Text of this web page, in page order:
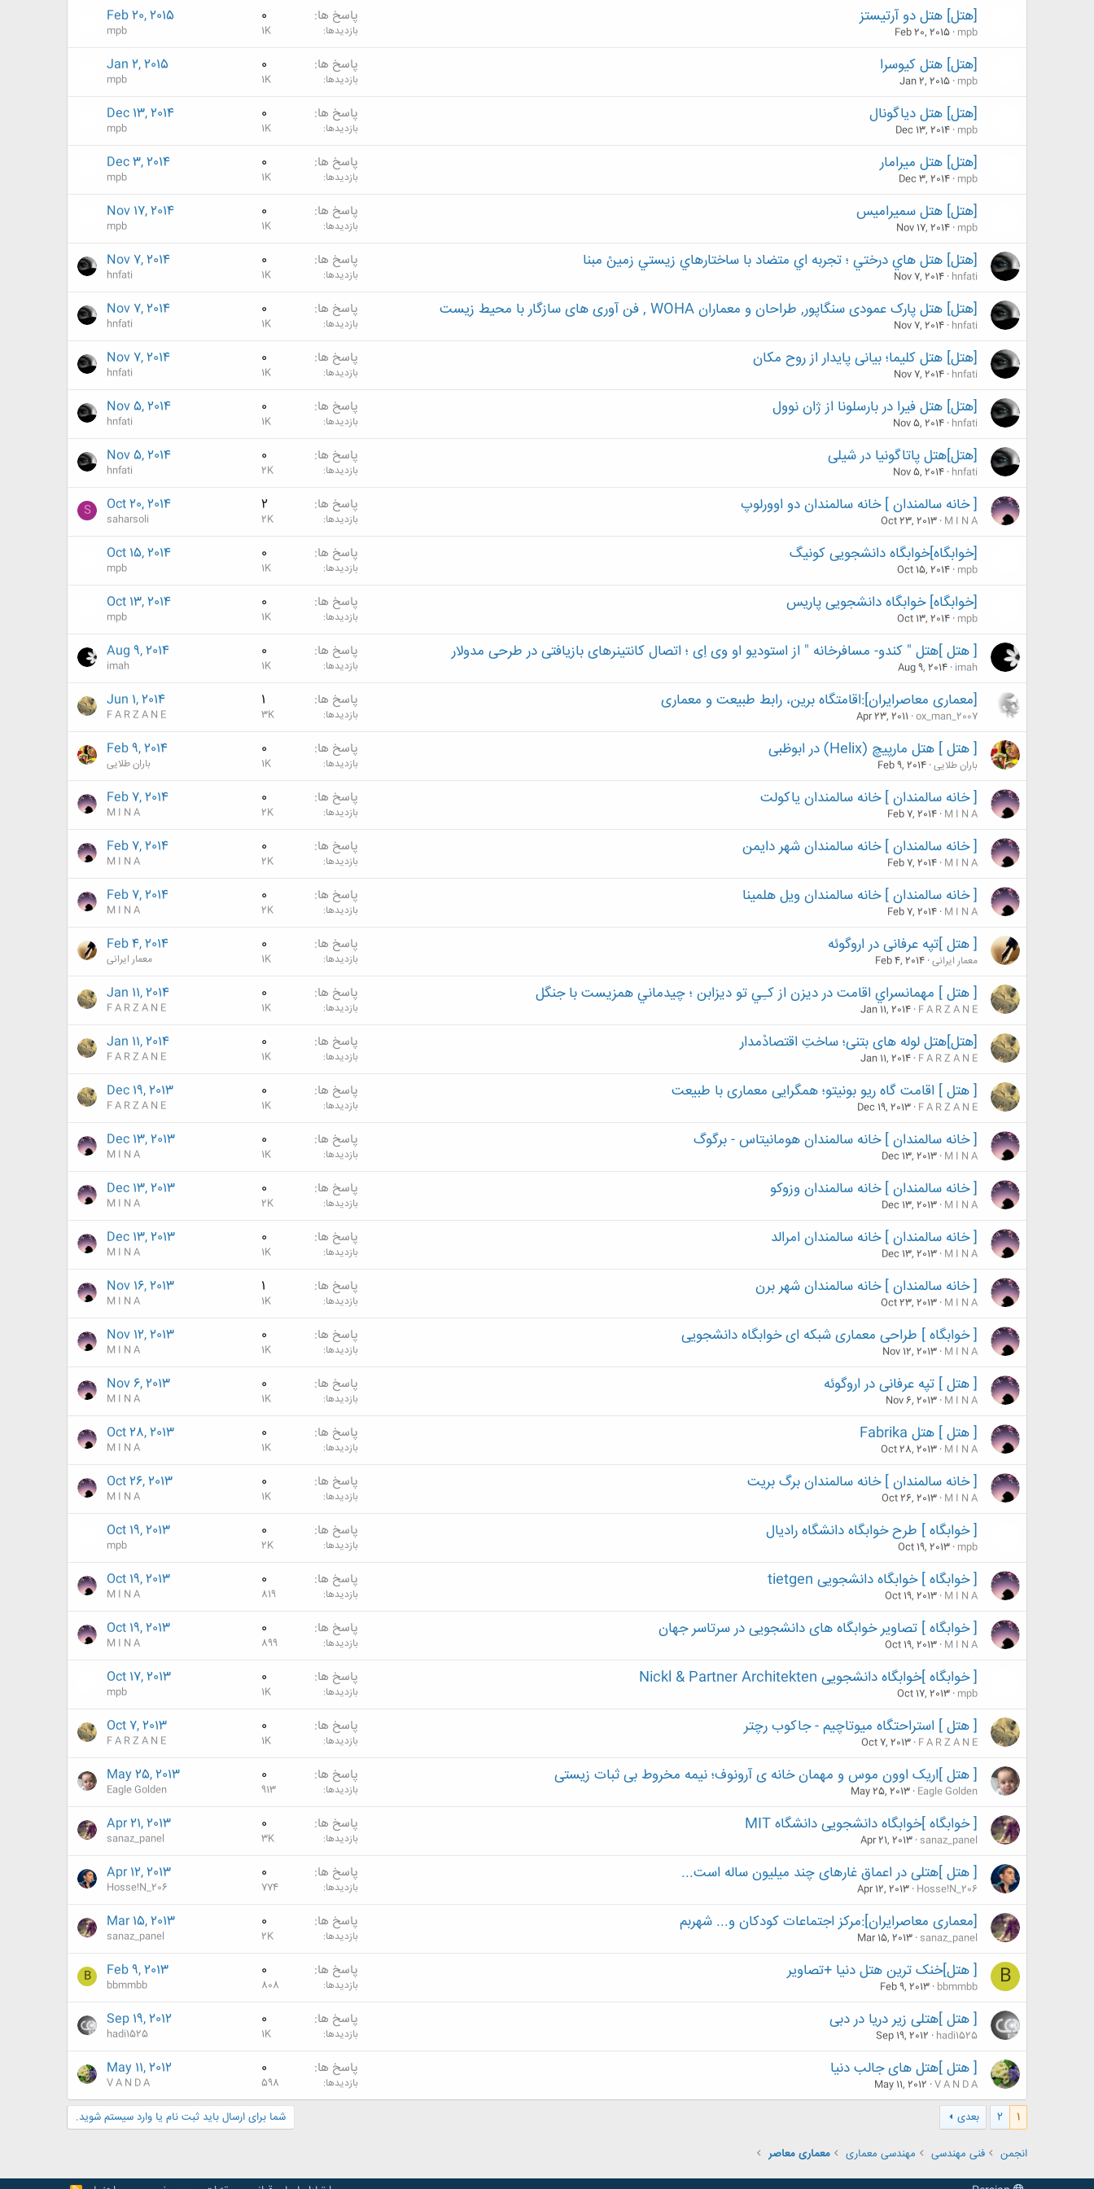
[هتل] هتل دو آرتیستز
mpb
Feb 20, 2015
پاسخ ها 0
بازدیدها 1K
Feb 20, 2015
mpb
[هتل] هتل کیوسرا
mpb
Jan 2, 2015
پاسخ ها 0
بازدیدها 1K
Jan 2, 2015
mpb
[هتل] هتل دیاگونال
mpb
Dec 13, 2014
پاسخ ها 0
بازدیدها 1K
Dec 13, 2014
mpb
[هتل] هتل میرامار
mpb
Dec 3, 2014
پاسخ ها 0
بازدیدها 1K
Dec 3, 2014
mpb
[هتل] هتل سمیرامیس
mpb
Nov 17, 2014
پاسخ ها 0
بازدیدها 1K
Nov 17, 2014
mpb
[هتل] هتل هاي درختي ؛ تجربه اي متضاد با ساختارهاي زيستي زمينْ مبنا
hnfati
Nov 7, 2014
پاسخ ها 0
بازدیدها 1K
Nov 7, 2014
hnfati
[هتل] هتل پارک عمودی سنگاپور, طراحان و معماران WOHA , فن آوری های سازگار با محیط زیست
hnfati
Nov 7, 2014
پاسخ ها 0
بازدیدها 1K
Nov 7, 2014
hnfati
[هتل] هتل کلیما؛ بیانی پایدار از روح مکان
hnfati
Nov 7, 2014
پاسخ ها 0
بازدیدها 1K
Nov 7, 2014
hnfati
[هتل] هتل فیرا در بارسلونا از ژان نوول
hnfati
Nov 5, 2014
پاسخ ها 0
بازدیدها 1K
Nov 5, 2014
hnfati
[هتل]هتل پاتاگونیا در شیلی
hnfati
Nov 5, 2014
پاسخ ها 0
بازدیدها 2K
Nov 5, 2014
hnfati
[ خانه سالمندان ] خانه سالمندان دو اوورلوپ
M I N A
Oct 23, 2013
پاسخ ها 2
بازدیدها 2K
Oct 20, 2014
saharsoli
S
[خوابگاه]خوابگاه دانشجویی کونیگ
mpb
Oct 15, 2014
پاسخ ها 0
بازدیدها 1K
Oct 15, 2014
mpb
[خوابگاه] خوابگاه دانشجویی پاریس
mpb
Oct 13, 2014
پاسخ ها 0
بازدیدها 1K
Oct 13, 2014
mpb
[ هتل ]هتل " کندو- مسافرخانه " از استودیو او وی اِی ؛ اتصال کانتینرهای بازیافتی در طرحی مدولار
imah
Aug 9, 2014
پاسخ ها 0
بازدیدها 1K
Aug 9, 2014
imah
[معماری معاصرایران]:اقامتگاه برین، رابط طبیعت و معماری
ox_man_2007
Apr 23, 2011
پاسخ ها 1
بازدیدها 3K
Jun 1, 2014
F A R Z A N E
[ هتل ] هتل مارپیچ (Helix) در ابوظبی
باران طلایی Feb 9, 2014
پاسخ ها 0
بازدیدها 1K
Feb 9, 2014
باران طلایی
[ خانه سالمندان ] خانه سالمندان یاکولت
M I N A
Feb 7, 2014
پاسخ ها 0
بازدیدها 2K
Feb 7, 2014
M I N A
[ خانه سالمندان ] خانه سالمندان شهر دایمن
M I N A
Feb 7, 2014
پاسخ ها 0
بازدیدها 2K
Feb 7, 2014
M I N A
[ خانه سالمندان ] خانه سالمندان ویل هلمینا
M I N A
Feb 7, 2014
پاسخ ها 0
بازدیدها 2K
Feb 7, 2014
M I N A
[ هتل ]تپه عرفانی در اروگوئه
معمار ایرانی Feb 4, 2014
پاسخ ها 0
بازدیدها 1K
Feb 4, 2014
معمار ایرانی
[ هتل ] مهمانسراي اقامت در ديزن از كـِي تو ديزابن ؛ چيدماني همزيست با جنگل
F A R Z A N E
Jan 11, 2014
پاسخ ها 0
بازدیدها 1K
Jan 11, 2014
F A R Z A N E
[هتل]هتل لوله های بتنی؛ ساختِ اقتصادْمدار
F A R Z A N E
Jan 11, 2014
پاسخ ها 0
بازدیدها 1K
Jan 11, 2014
F A R Z A N E
[ هتل ] اقامت گاه ریو بونیتو؛ همگرایی معماری با طبیعت
F A R Z A N E
Dec 19, 2013
پاسخ ها 0
بازدیدها 1K
Dec 19, 2013
F A R Z A N E
[ خانه سالمندان ] خانه سالمندان هومانیتاس - برگوگ
M I N A
Dec 13, 2013
پاسخ ها 0
بازدیدها 1K
Dec 13, 2013
M I N A
[ خانه سالمندان ] خانه سالمندان وزوکو
M I N A
Dec 13, 2013
پاسخ ها 0
بازدیدها 2K
Dec 13, 2013
M I N A
[ خانه سالمندان ] خانه سالمندان امرالد
M I N A
Dec 13, 2013
پاسخ ها 0
بازدیدها 1K
Dec 13, 2013
M I N A
[ خانه سالمندان ] خانه سالمندان شهر برن
M I N A
Oct 23, 2013
پاسخ ها 1
بازدیدها 1K
Nov 16, 2013
M I N A
[ خوابگاه ] طراحی معماری شبکه ای خوابگاه دانشجویی
M I N A
Nov 12, 2013
پاسخ ها 0
بازدیدها 1K
Nov 12, 2013
M I N A
[ هتل ] تپه عرفانی در اروگوئه
M I N A
Nov 6, 2013
پاسخ ها 0
بازدیدها 1K
Nov 6, 2013
M I N A
[ هتل ] هتل Fabrika
M I N A
Oct 28, 2013
پاسخ ها 0
بازدیدها 1K
Oct 28, 2013
M I N A
[ خانه سالمندان ] خانه سالمندان برگ بریت
M I N A
Oct 26, 2013
پاسخ ها 0
بازدیدها 1K
Oct 26, 2013
M I N A
[ خوابگاه ] طرح خوابگاه دانشگاه رادیال
mpb
Oct 19, 2013
پاسخ ها 0
بازدیدها 2K
Oct 19, 2013
mpb
[ خوابگاه ] خوابگاه دانشجویی tietgen
M I N A
Oct 19, 2013
پاسخ ها 0
بازدیدها 819
Oct 19, 2013
M I N A
[ خوابگاه ] تصاویر خوابگاه های دانشجویی در سرتاسر جهان
M I N A
Oct 19, 2013
پاسخ ها 0
بازدیدها 899
Oct 19, 2013
M I N A
[ خوابگاه ]خوابگاه دانشجویی Nickl & Partner Architekten
mpb
Oct 17, 2013
پاسخ ها 0
بازدیدها 1K
Oct 17, 2013
mpb
[ هتل ] استراحتگاه میوتاچیم - جاکوب رچتر
F A R Z A N E
Oct 7, 2013
پاسخ ها 0
بازدیدها 1K
Oct 7, 2013
F A R Z A N E
[ هتل ]اریک اوون موس و مهمان خانه ی آرونوف؛ نیمه مخروط بی ثبات زیستی
Eagle Golden
May 25, 2013
پاسخ ها 0
بازدیدها 913
May 25, 2013
Eagle Golden
[ خوابگاه ]خوابگاه دانشجویی دانشگاه MIT
sanaz_panel
Apr 21, 2013
پاسخ ها 0
بازدیدها 3K
Apr 21, 2013
sanaz_panel
[ هتل ]هتلی در اعماق غارهای چند میلیون ساله است...
Hosse!N_206
Apr 12, 2013
پاسخ ها 0
بازدیدها 774
Apr 12, 2013
Hosse!N_206
[معماری معاصرایران]:مرکز اجتماعات کودکان و... شهربم
sanaz_panel
Mar 15, 2013
پاسخ ها 0
بازدیدها 2K
Mar 15, 2013
sanaz_panel
B [ هتل]خنک ترین هتل دنیا +تصاویر
bbmmbb
Feb 9, 2013
پاسخ ها 0
بازدیدها 808
Feb 9, 2013
bbmmbb
B
[ هتل ]هتلی زیر دریا در دبی
hadi1525
Sep 19, 2012
پاسخ ها 0
بازدیدها 1K
Sep 19, 2012
hadi1525
[ هتل ]هتل های جالب دنیا
V A N D A
May 11, 2012
پاسخ ها 0
بازدیدها 598
May 11, 2012
V A N D A
1
2 بعدی شما برای ارسال باید ثبت نام یا وارد سیستم شوید.
انجمن فنی مهندسی مهندسی معماری معماری معاصر